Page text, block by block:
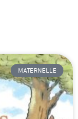
MATERNELLE